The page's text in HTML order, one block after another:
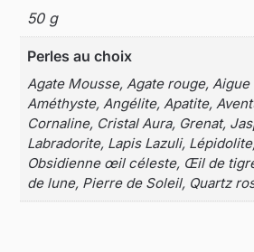
50 g
Perles au choix
Agate Mousse, Agate rouge,
Améthyste, Angélite, Apatite,
Cornaline, Cristal Aura, Grenat,
Labradorite, Lapis Lazuli,
Obsidienne œil céleste, Œil de
de lune, Pierre de Soleil, Quartz